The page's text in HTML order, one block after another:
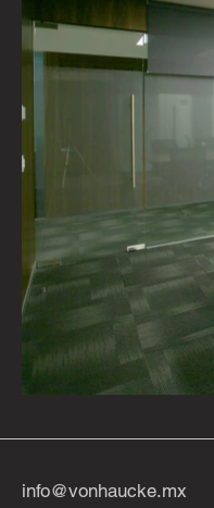
info@vonhaucke.mx